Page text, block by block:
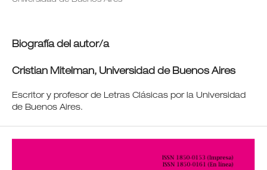
Biografía del autor/a
Cristian Mitelman, Universidad de Buenos Aires
Escritor y profesor de Letras Clásicas por la Universidad
de Buenos Aires.